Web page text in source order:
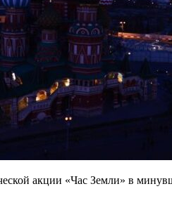
акции «Час Земли» в